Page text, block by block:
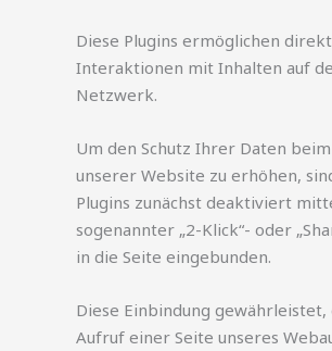
Diese Plugins ermöglichen
Interaktionen mit Inhalten auf
Netzwerk.
Um den Schutz Ihrer Daten beim
unserer Website zu erhöhen,
Plugins zunächst deaktiviert
sogenannter „2-Klick“- oder
in die Seite eingebunden.
Diese Einbindung gewährleistet,
Aufruf einer Seite unseres